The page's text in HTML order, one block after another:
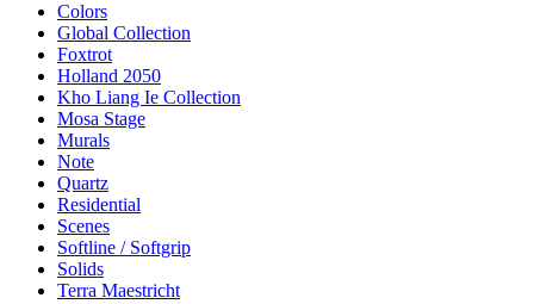
Colors
Global Collection
Foxtrot
Holland 2050
Kho Liang Ie Collection
Mosa Stage
Murals
Note
Quartz
Residential
Scenes
Softline / Softgrip
Solids
Terra Maestricht